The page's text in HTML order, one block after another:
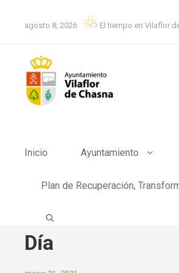
agosto 8, 2026 El tiempo en Vilaflor
Inicio Ayuntamiento
Plan de Recuperación,
Día